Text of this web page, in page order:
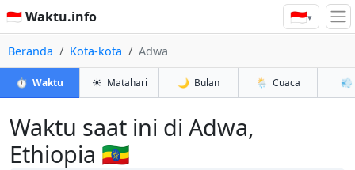
🇮🇩 Waktu.info 🇮🇩▾
Beranda Kota-kota Adwa
⏱️ Waktu ☀️ Matahari 🌙 Bulan 🌦️ Cuaca 💨
Waktu saat ini di Adwa,
Ethiopia 🇪🇹